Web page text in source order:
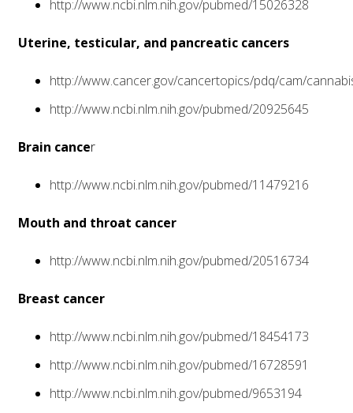
http://www.ncbi.nlm.nih.gov/pubmed/15026328
Uterine, testicular, and pancreatic cancers
http://www.cancer.gov/cancertopics/pdq/cam/
http://www.ncbi.nlm.nih.gov/pubmed/20925645
Brain cancer
http://www.ncbi.nlm.nih.gov/pubmed/11479216
Mouth and throat cancer
http://www.ncbi.nlm.nih.gov/pubmed/20516734
Breast cancer
http://www.ncbi.nlm.nih.gov/pubmed/18454173
http://www.ncbi.nlm.nih.gov/pubmed/16728591
http://www.ncbi.nlm.nih.gov/pubmed/9653194